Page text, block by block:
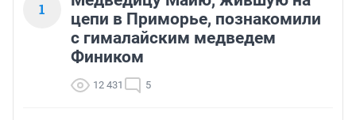
1
цепи в Приморье, познакомили
с гималайским медведем
Фиником
12 431 5